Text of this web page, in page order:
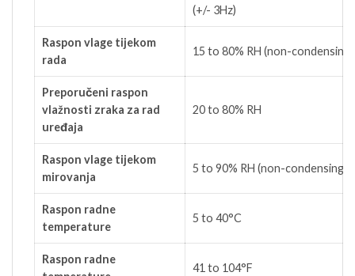
(+/- 3Hz)
Raspon vlage tijekom
rada
15 to 80% RH (non-condensing)
Preporučeni raspon
vlažnosti zraka za rad
uređaja
20 to 80% RH
Raspon vlage tijekom
mirovanja
5 to 90% RH (non-condensing)
Raspon radne
temperature
5 to 40°C
Raspon radne
41 to 104°F